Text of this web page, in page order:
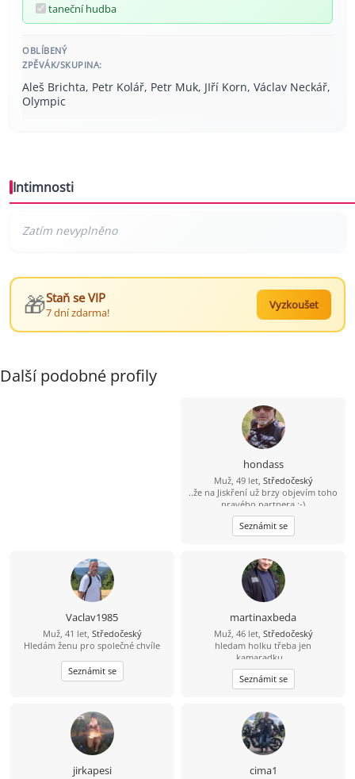
taneční hudba
OBLÍBENÝ
ZPĚVÁK/SKUPINA:
Aleš Brichta, Petr Kolář, Petr Muk, JIří Korn, Václav Neckář,
Olympic
Intimnosti
🎁Staň se VIP
7 dní zdarma!
Vyzkoušet
Další podobné profily
hondass
Muž, 49 let, Středočeský
..že na Jiskření už brzy objevím toho
pravého partnera :-)
Seznámit se
Vaclav1985
Muž, 41 let, Středočeský
Hledám ženu pro společné chvíle
Seznámit se
martinaxbeda
Muž, 46 let, Středočeský
hledam holku třeba jen
kamaradku...
Seznámit se
jirkapesi cima1